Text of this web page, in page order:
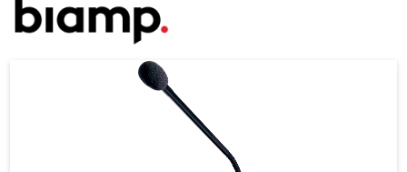
REPAIR
AV TOMATO
総合カタログ